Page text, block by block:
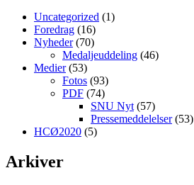
Uncategorized (1)
Foredrag (16)
Nyheder(70)
Medaljeuddeling (46)
Medier(53)
Fotos (93)
PDF (74)
SNU Nyt (57)
Pressemeddelelser(53)
HCØ2020 (5)
Arkiver